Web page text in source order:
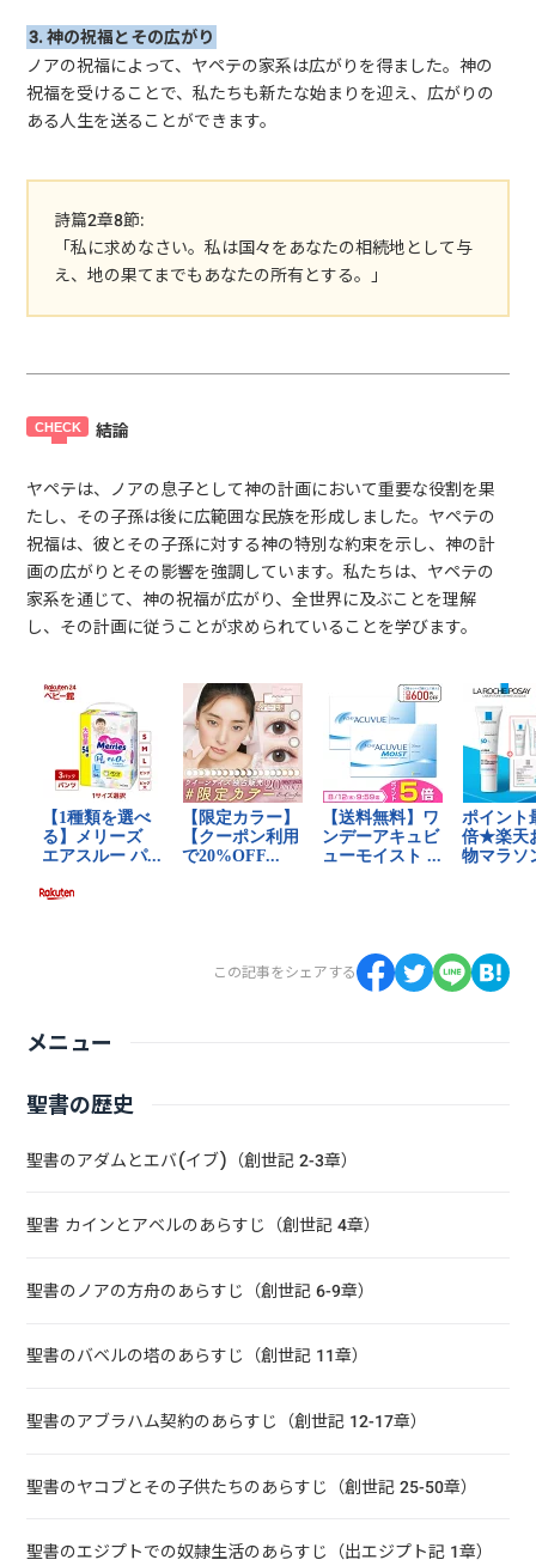
3. 神の祝福とその広がり
ノアの祝福によって、ヤペテの家系は広がりを得ました。神の
祝福を受けることで、私たちも新たな始まりを迎え、広がりの
ある人生を送ることができます。
詩篇2章8節:
「私に求めなさい。私は国々をあなたの相続地として与
え、地の果てまでもあなたの所有とする。」
結論
ヤペテは、ノアの息子として神の計画において重要な役割を果
たし、その子孫は後に広範囲な民族を形成しました。ヤペテの
祝福は、彼とその子孫に対する神の特別な約束を示し、神の計
画の広がりとその影響を強調しています。私たちは、ヤペテの
家系を通じて、神の祝福が広がり、全世界に及ぶことを理解
し、その計画に従うことが求められていることを学びます。
この記事をシェアする
メニュー
聖書の歴史
聖書のアダムとエバ(イブ)（創世記 2-3章）
聖書 カインとアベルのあらすじ（創世記 4章）
聖書のノアの方舟のあらすじ（創世記 6-9章）
聖書のバベルの塔のあらすじ（創世記 11章）
聖書のアブラハム契約のあらすじ（創世記 12-17章）
聖書のヤコブとその子供たちのあらすじ（創世記 25-50章）
聖書のエジプトでの奴隷生活のあらすじ（出エジプト記 1章）